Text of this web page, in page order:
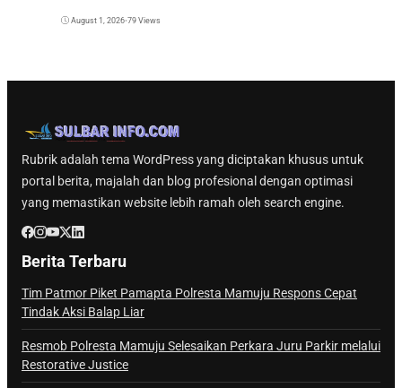
August 1, 2026•79 Views
Rubrik adalah tema WordPress yang diciptakan khusus untuk
portal berita, majalah dan blog profesional dengan optimasi
yang memastikan website lebih ramah oleh search engine.
Berita Terbaru
Tim Patmor Piket Pamapta Polresta Mamuju Respons Cepat
Tindak Aksi Balap Liar
Resmob Polresta Mamuju Selesaikan Perkara Juru Parkir melalui
Restorative Justice